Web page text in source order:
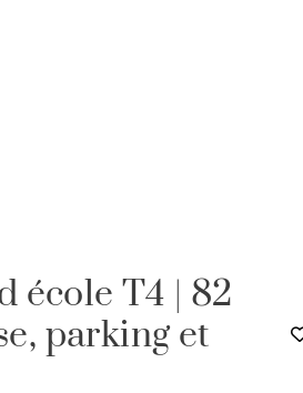
école T4 | 82
parking et